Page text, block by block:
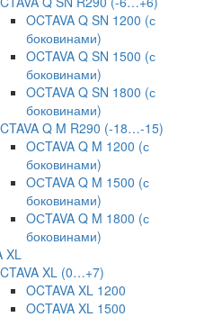
OCTAVA Q SN 1200 (с
боковинами)
OCTAVA Q SN 1500 (с
боковинами)
OCTAVA Q SN 1800 (с
боковинами)
Q M R290 (-18…-15)
OСTAVA Q M 1200 (с
боковинами)
OСTAVA Q M 1500 (с
боковинами)
OСTAVA Q M 1800 (с
боковинами)
XL
XL (0…+7)
OCTAVA XL 1200
OCTAVA XL 1500